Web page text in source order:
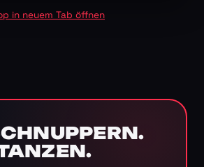
in neuem Tab öffnen